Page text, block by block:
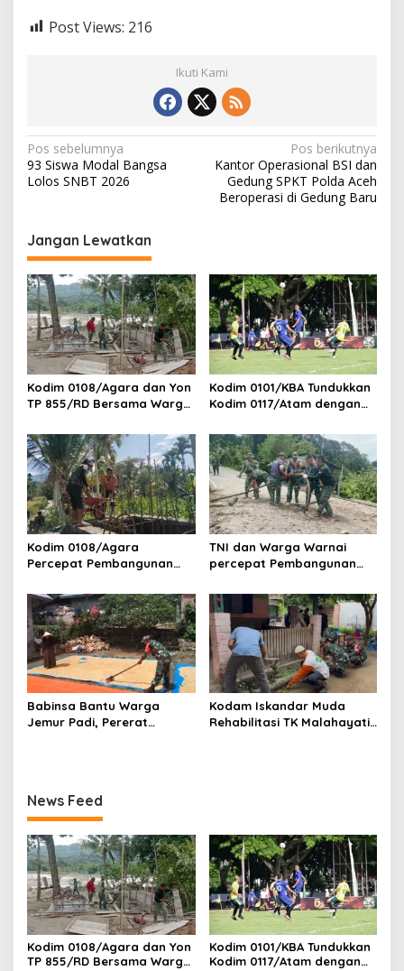
Post Views: 216
Ikuti Kami
N
a
i
g
a
s
i
p
o
s
Pos sebelumnya
93 Siswa Modal Bangsa
Lolos SNBT 2026
Pos berikutnya
Kantor Operasional BSI dan
Gedung SPKT Polda Aceh
Beroperasi di Gedung Baru
Jangan Lewatkan
Kodim 0108/Agara dan Yon
TP 855/RD Bersama Warga
Jembatan Gantung di Ds.
Lawe Ger Ger, Aceh
Tenggara
Kodim 0101/KBA Tundukkan
Kodim 0117/Atam dengan
Pangdam IM Cup 2026
Kodim 0108/Agara
Percepat Pembangunan
di Ds. Kuta Ujung, Aceh
Tenggara
TNI dan Warga Warnai
percepat Pembangunan
di Desa Uning Abadi, Aceh
Tenggara
Babinsa Bantu Warga
Jemur Padi, Pererat
Kodam Iskandar Muda
Rehabilitasi TK Malahayati
News Feed
Kodim 0108/Agara dan Yon
TP 855/RD Bersama Warga
Kodim 0101/KBA Tundukkan
Kodim 0117/Atam dengan